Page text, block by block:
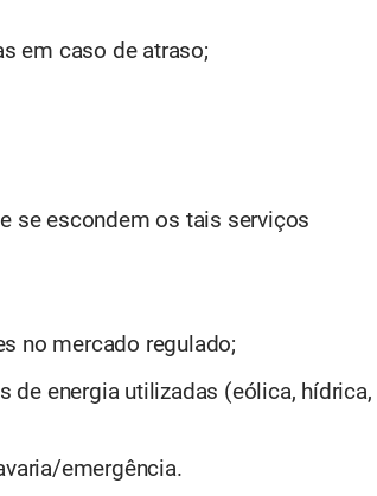
em caso de atraso;
se escondem os tais serviços
no mercado regulado;
de energia utilizadas (eólica, hídrica,
emergência.